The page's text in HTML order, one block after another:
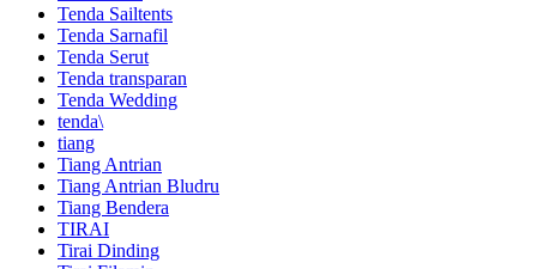
Tenda Sailtents
Tenda Sarnafil
Tenda Serut
Tenda transparan
Tenda Wedding
tenda\
tiang
Tiang Antrian
Tiang Antrian Bludru
Tiang Bendera
TIRAI
Tirai Dinding